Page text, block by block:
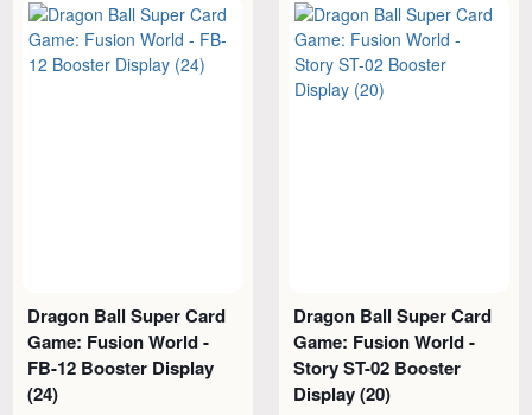
Dragon Ball Super Card
Game: Fusion World -
FB-12 Booster Display
(24)
Dragon Ball Super Card
Game: Fusion World -
Story ST-02 Booster
Display (20)